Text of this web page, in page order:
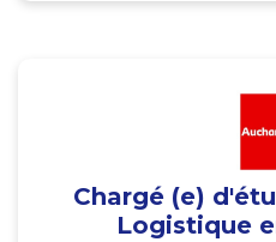
Chargé (e)
Logistique